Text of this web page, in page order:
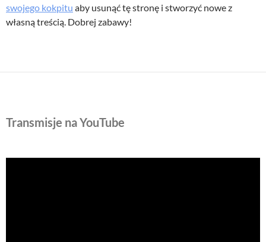
swojego kokpitu aby usunąć tę stronę i stworzyć nowe z
własną treścią. Dobrej zabawy!
Transmisje na YouTube